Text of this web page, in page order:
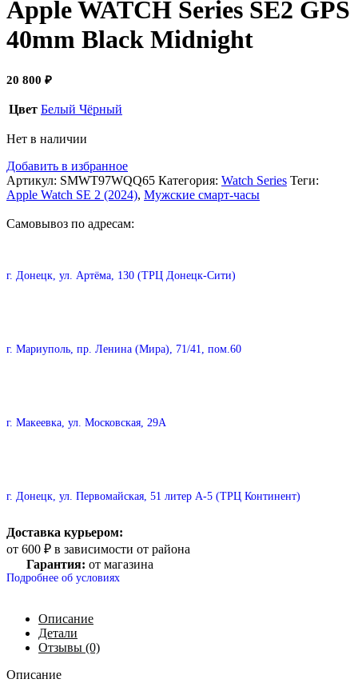
Apple WATCH Series SE2 GPS
40mm Black Midnight
20 800 ₽
Цвет Белый Чёрный
Нет в наличии
Добавить в избранное
Артикул: SMWT97WQQ65 Категория: Watch Series Теги:
Apple Watch SE 2 (2024), Мужские смарт-часы
Самовывоз по адресам:
г. Донецк, ул. Артёма, 130 (ТРЦ Донецк-Сити)
г. Мариуполь, пр. Ленина (Мира), 71/41, пом.60
г. Макеевка, ул. Московская, 29А
г. Донецк, ул. Первомайская, 51 литер А-5 (ТРЦ Континент)
Доставка курьером:
от 600 ₽ в зависимости от района
Гарантия: от магазина
Подробнее об условиях
Описание
Детали
Отзывы (0)
Описание